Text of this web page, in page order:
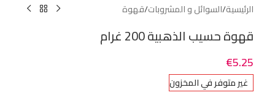
الرئيسية/السوائل و المشروبات/قهوة
قهوة حسيب الذهبية 200 غرام
€5.25
غير متوفر في المخزون